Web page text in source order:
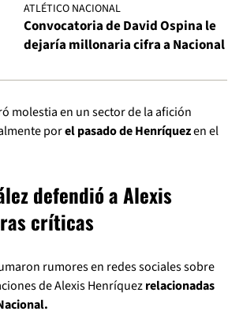
ATLÉTICO NACIONAL
Convocatoria de David Ospina le
dejaría millonaria cifra a Nacional
molestia en un sector de la afición
porel pasado de Henríquezen el
defendió a Alexis
críticas
rumores en redes sociales sobre
de Alexis Henríquezrelacionadas